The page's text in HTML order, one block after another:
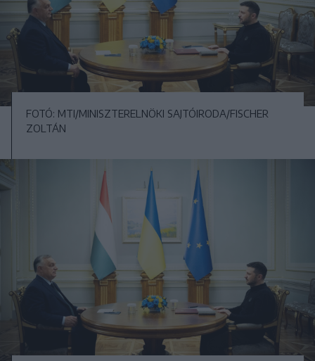
FOTÓ: MTI/MINISZTERELNÖKI SAJTÓIRODA/FISCHER
ZOLTÁN